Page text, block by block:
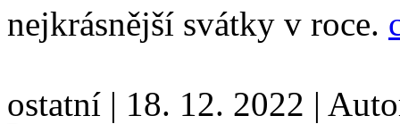
nejkrásnější svátky v roce.
ostatní | 18. 12. 2022 |